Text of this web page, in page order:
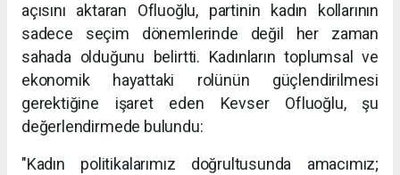
açısını aktaran Ofluoğlu, partinin kadın kollarının
sadece seçim dönemlerinde değil her zaman
sahada olduğunu belirtti. Kadınların toplumsal ve
ekonomik hayattaki rolünün güçlendirilmesi
gerektiğine işaret eden Kevser Ofluoğlu, şu
değerlendirmede bulundu:
"Kadın politikalarımız doğrultusunda amacımız;